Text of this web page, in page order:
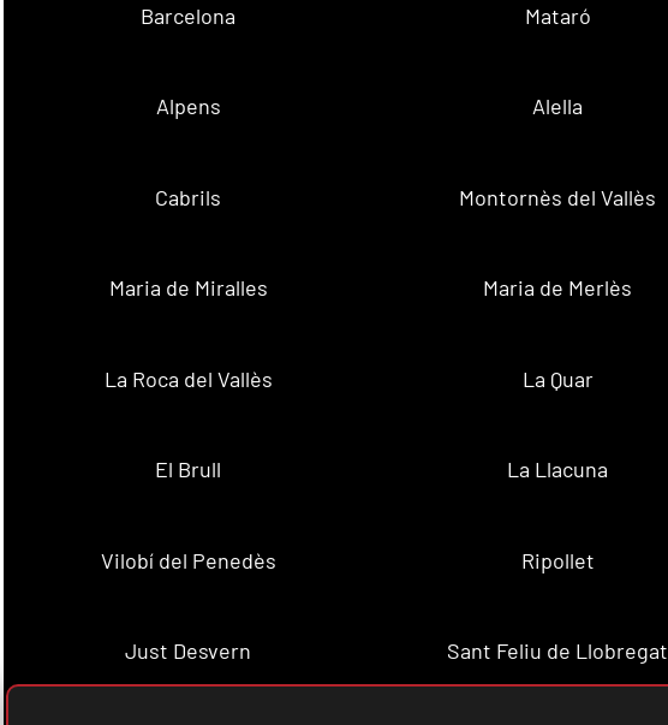
Barcelona Mataró
Alpens Alella
Cabrils Montornès del Vallès
Maria de Miralles Maria de Merlès
La Roca del Vallès La Quar
El Brull La Llacuna
Vilobí del Penedès Ripollet
Just Desvern Sant Feliu de Llobregat